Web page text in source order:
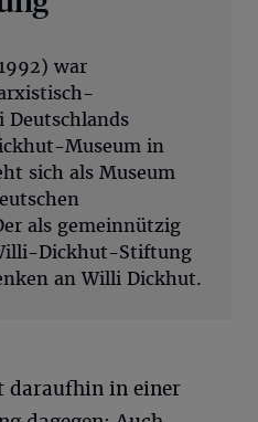
war
Deutschlands
Museum in
sich als Museum
als gemeinnützig
Dickhut-Stiftung
an Willi Dickhut.
daraufhin in einer